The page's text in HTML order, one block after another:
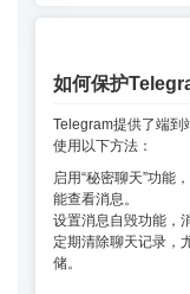
如何保护
Telegram提供了端到
使用以下方法：
启用“秘密聊天”功能
能查看消息。
设置消息自毁功能，
定期清除聊天记录，
储。